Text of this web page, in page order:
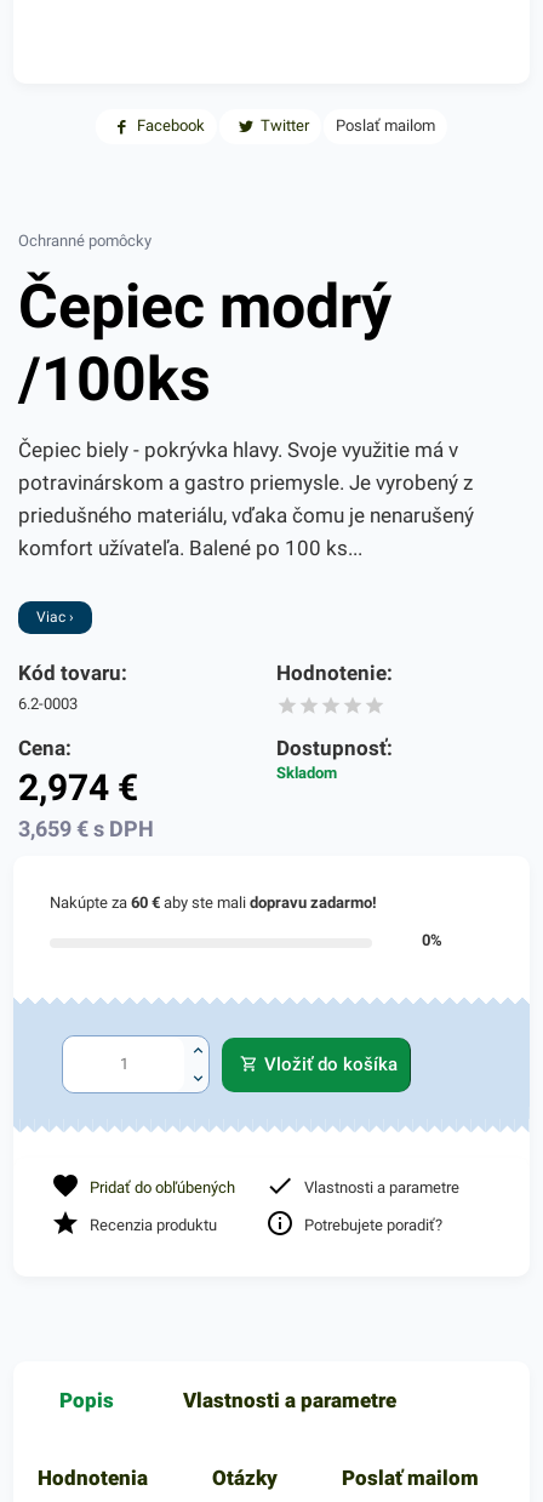
Facebook Twitter Poslať mailom
Ochranné pomôcky
Čepiec modrý
/100ks
Čepiec biely - pokrývka hlavy. Svoje využitie má v
potravinárskom a gastro priemysle. Je vyrobený z
priedušného materiálu, vďaka čomu je nenarušený
komfort užívateľa. Balené po 100 ks...
Viac ›
Kód tovaru:
6.2-0003
Hodnotenie:
Cena:
2,974 €
3,659€ s DPH
Dostupnosť:
Skladom
Nakúpte za60 € aby ste malidopravu zadarmo!
0%
Vložiť do košíka
Pridať do obľúbených Vlastnosti a parametre
Recenzia produktu Potrebujete poradiť?
Popis Vlastnosti a parametre
Hodnotenia Otázky Poslať mailom